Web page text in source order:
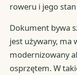
roweru i jego
Dokument bywa
jest używany, ma
modernizowany
osprzętem. W